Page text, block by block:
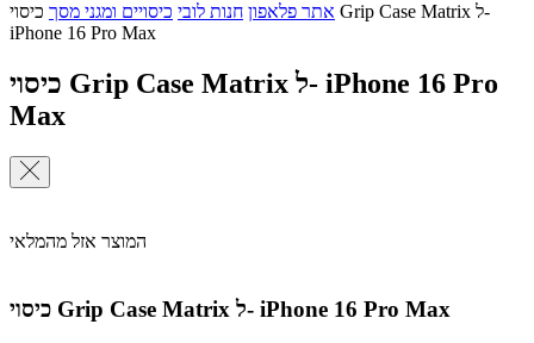
אתר פלאפון חנות לובי כיסויים ומגני מסך כיסוי Grip Case Matrix ל-
iPhone 16 Pro Max
כיסוי Grip Case Matrix ל- iPhone 16 Pro
Max
המוצר אזל מהמלאי
כיסוי Grip Case Matrix ל- iPhone 16 Pro Max